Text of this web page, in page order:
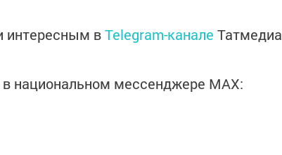
вTelegram-канале Татмедиа
в национальном мессенджере MАХ: